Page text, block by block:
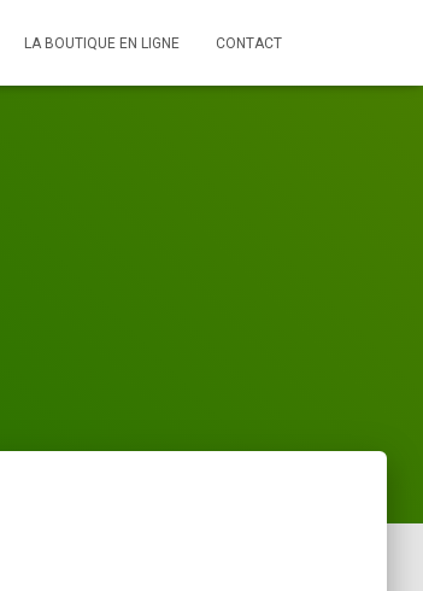
LA BOUTIQUE EN LIGNE CONTACT